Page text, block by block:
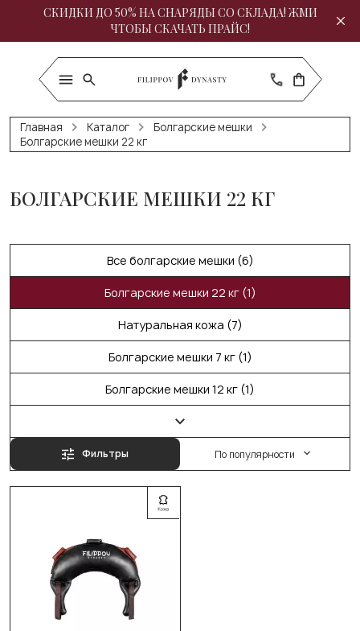
СКИДКИ ДО 50% НА СНАРЯДЫ СО СКЛАДА! ЖМИ
ЧТОБЫ СКАЧАТЬ ПРАЙС!
Главная Каталог
Болгарские мешки
Болгарские мешки 22 кг
БОЛГАРСКИЕ МЕШКИ 22 КГ
Все болгарские мешки (6)
Болгарские мешки 22 кг (1)
Натуральная кожа (7)
Болгарские мешки 7 кг (1)
Болгарские мешки 12 кг (1)
Фильтры По популярности